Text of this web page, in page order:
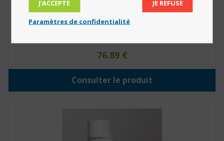
76.89 €
Consulter le produit
J’ACCEPTE JE REFUSE
Paramètres de confidentialité